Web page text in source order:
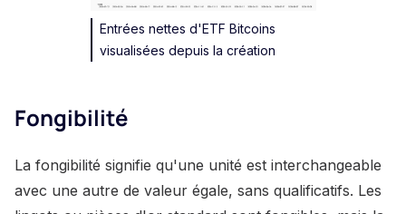
Entrées nettes d'ETF Bitcoins
visualisées depuis la création
Fongibilité
La fongibilité signifie qu'une unité est interchangeable
avec une autre de valeur égale, sans qualificatifs. Les